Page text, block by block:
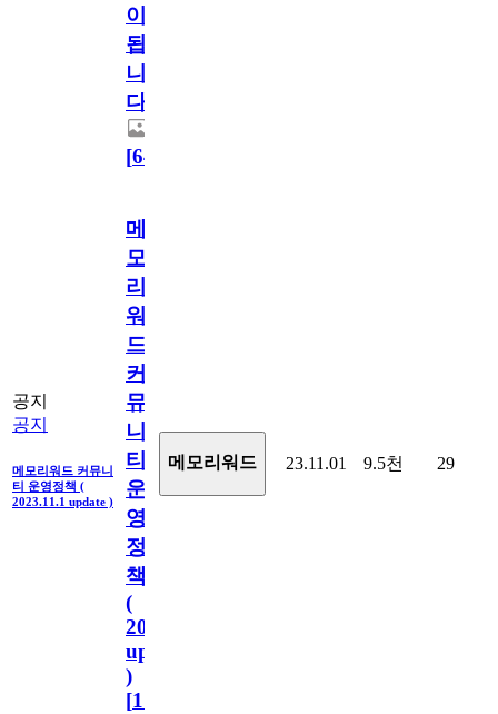
이
됩
니
다.
[64
공지
공지
메모리워드 커뮤니
티 운영정책 (
2023.11.1 update )
메
모
리
워
드
커
뮤
니
티
운
영
정
책
(
2023.11.1
update
)
[110
메모리워드 23.11.01 9.5천 29